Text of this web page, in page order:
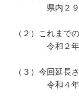
県内２９市町
（２）これまで
令和２年２月
（３）今回延長
令和４年１０